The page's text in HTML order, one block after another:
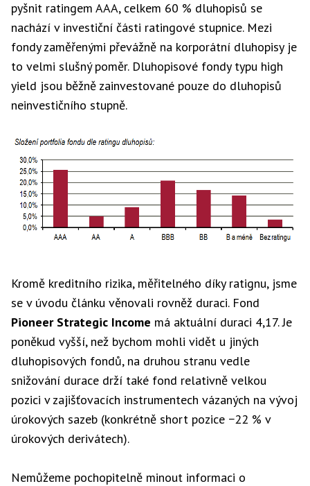
pyšnit ratingem AAA, celkem 60 % dluhopisů se
nachází v investiční části ratingové stupnice. Mezi
fondy zaměřenými převážně na korporátní dluhopisy je
to velmi slušný poměr. Dluhopisové fondy typu high
yield jsou běžně zainvestované pouze do dluhopisů
neinvestičního stupně.
Kromě kreditního rizika, měřitelného díky ratignu, jsme
se v úvodu článku věnovali rovněž duraci. Fond
Pioneer Strategic Income má aktuální duraci 4,17. Je
poněkud vyšší, než bychom mohli vidět u jiných
dluhopisových fondů, na druhou stranu vedle
snižování durace drží také fond relativně velkou
pozici v zajišťovacích instrumentech vázaných na vývoj
úrokových sazeb (konkrétně short pozice −22 % v
úrokových derivátech).
Nemůžeme pochopitelně minout informaci o